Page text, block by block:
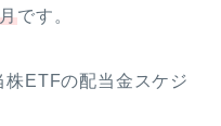
です。
ETFの配当金スケジ